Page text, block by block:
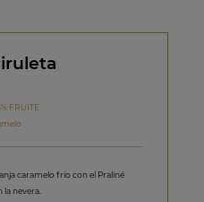
FRUITE
caramelo frío con el Praliné
la nevera.